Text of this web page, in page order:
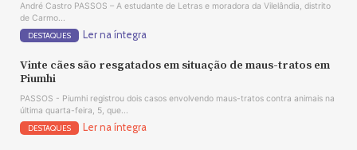
André Castro PASSOS – A estudante de Letras e moradora da Vilelândia, distrito
de Carmo...
DESTAQUES Ler na íntegra
Vinte cães são resgatados em situação de maus-tratos em
Piumhi
PASSOS - Piumhi registrou dois casos envolvendo maus-tratos contra animais na
última quarta-feira, 5, que...
DESTAQUES Ler na íntegra